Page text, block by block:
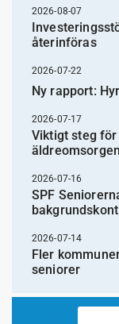
2026-08-07
återinföras
2026-07-22
Ny rapport:
2026-07-17
Viktigt steg
äldreomsorgen
2026-07-16
SPF
2026-07-14
Fler
seniorer